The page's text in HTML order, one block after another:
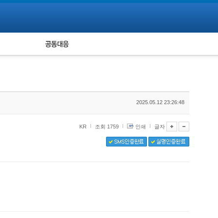
피해자 공동대응
2025.05.12 23:26:48
KR 조회 1759 인쇄 글자